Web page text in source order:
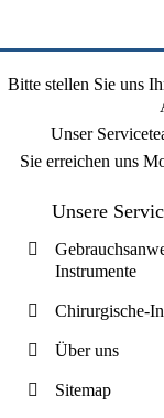
Bitte stellen Sie uns
Unser
Sie erreichen uns
Unsere
Instrumente
Chirurgische-
Über uns
Sitemap